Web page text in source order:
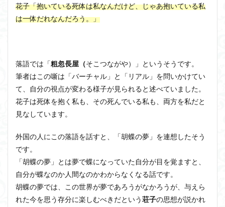
花子「抱いている死体は私なんだけど、じゃあ抱いている私
は一体だれなんだろう。」
落語では「粗忽長屋（そこつながや）」というそうです。
筆者はこの噺は「バーチャル」と「リアル」を問いかけてい
て、自分の視点が変わる様子が見られると述べていました。
花子は死体を抱く私も、その死んでいる私も、両方を私だと
見なしています。
外国の人にこの落語を話すと、「胡蝶の夢」を連想したそう
です。
「胡蝶の夢」とは夢で蝶になっていた自分が目を覚ますと、
自分が蝶なのか人間なのかわからなくなる話です。
胡蝶の夢では、この世界が夢であろうがなかろうが、与えら
れた今を思う存分に楽しむべきだという荘子の思想が説かれ